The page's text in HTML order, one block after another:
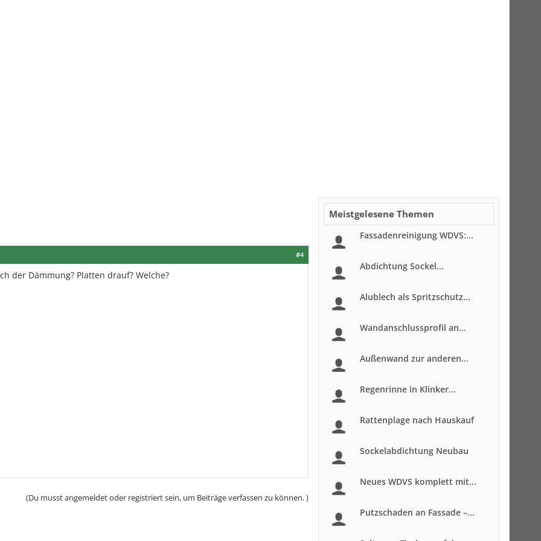
#4
der Dämmung? Platten drauf? Welche?
(Du musst angemeldet oder registriert sein, um Beiträge verfassen zu können. )
Meistgelesene Themen
Fassadenreinigung WDVS:...
Abdichtung Sockel...
Alublech als Spritzschutz...
Wandanschlussprofil an...
Außenwand zur anderen...
Regenrinne in Klinker...
Rattenplage nach Hauskauf
Sockelabdichtung Neubau
Neues WDVS komplett mit...
Putzschaden an Fassade –...